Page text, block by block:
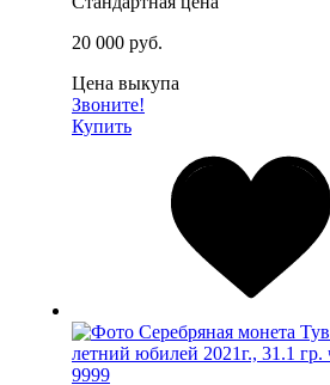
20 000 руб.
Цена выкупа
Звоните!
Купить